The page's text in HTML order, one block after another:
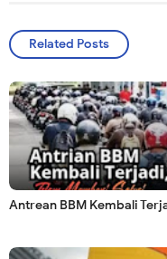
Related Posts
Antrean BBM Kembali